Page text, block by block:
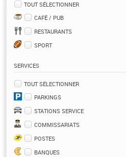
TOUT SÉLECTIONNER
CAFÉ / PUB
RESTAURANTS
SPORT
SERVICES
TOUT SÉLECTIONNER
PARKINGS
STATIONS SERVICE
COMMISSARIATS
POSTES
BANQUES